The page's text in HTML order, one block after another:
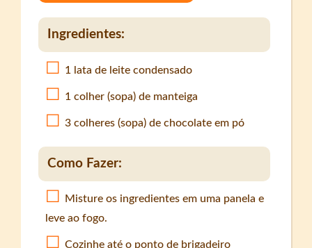
Ingredientes:
1 lata de leite condensado
1 colher (sopa) de manteiga
3 colheres (sopa) de chocolate em pó
Como Fazer:
Misture os ingredientes em uma panela e
leve ao fogo.
Cozinhe até o ponto de brigadeiro